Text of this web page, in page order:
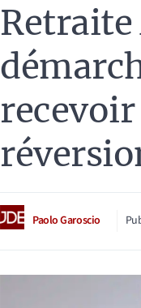
Paolo Garoscio